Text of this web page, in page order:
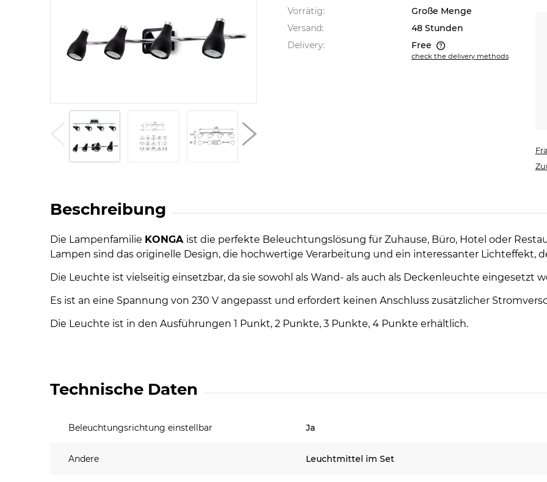
Vorrätig:
Große Menge
Versand:
48 Stunden
Delivery:
Free
check the delivery methods
Beschreibung
Die Lampenfamilie KONGA ist die perfekte Beleuchtungslösung für Zuhause, Büro, Hotel oder
Lampen sind das originelle Design, die hochwertige Verarbeitung und ein interessanter Lichteffekt,
Die Leuchte ist vielseitig einsetzbar, da sie sowohl als Wand- als auch als Deckenleuchte eingesetzt
Es ist an eine Spannung von 230 V angepasst und erfordert keinen Anschluss zusätzlicher
Die Leuchte ist in den Ausführungen 1 Punkt, 2 Punkte, 3 Punkte, 4 Punkte erhältlich.
Technische Daten
Beleuchtungsrichtung einstellbar Ja
Andere Leuchtmittel im Set